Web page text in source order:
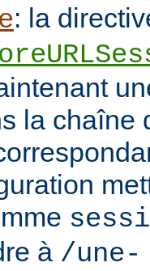
: la
la chaîne
à /une-